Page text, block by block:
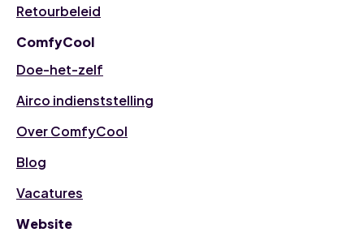
Retourbeleid
ComfyCool
Doe-het-zelf
Airco indienststelling
Over ComfyCool
Blog
Vacatures
Website